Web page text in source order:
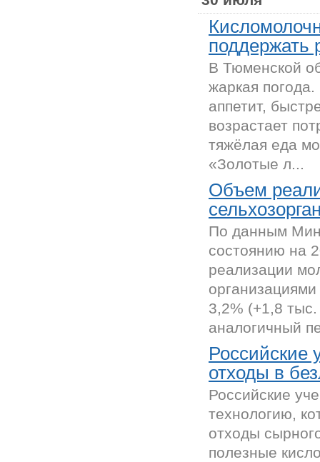
поддержать
В Тюменской
жаркая
аппетит,
возрастает
тяжёлая еда
«Золотые л...
Объем
По данным
состоянию на
реализации
3,2% (+1,8
аналогичный
Российские
отходы в
Российские
технологию,
отходы
полезные